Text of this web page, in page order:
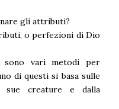
gli attributi?
o perfezioni di Dio
vari metodi per
di questi si basa sulle
sue creature e dalla